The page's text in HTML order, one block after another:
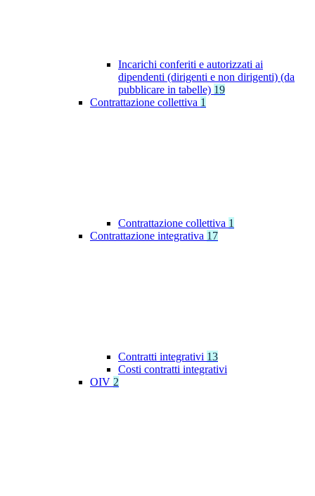
Incarichi conferiti e autorizzati ai
dipendenti (dirigenti e non dirigenti) (da
pubblicare in tabelle) 19
Contrattazione collettiva 1
Contrattazione collettiva 1
Contrattazione integrativa 17
Contratti integrativi 13
Costi contratti integrativi
OIV 2